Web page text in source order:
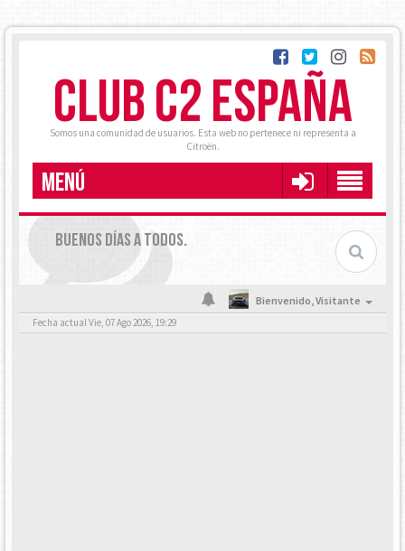
CLUB C2 ESPAÑA
Somos una comunidad de usuarios. Esta web no pertenece ni representa a
Citroën.
MENÚ
BUENOS DÍAS A TODOS.
Bienvenido,Visitante
Fecha actual Vie, 07 Ago 2026, 19:29